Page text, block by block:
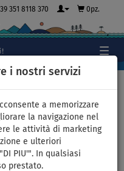
i nostri servizi
a memorizzare
la navigazione nel
le attività di marketing
e ulteriori
PIU'". In qualsiasi
prestato.
351 8118 370 0pz.
i gonfiabili